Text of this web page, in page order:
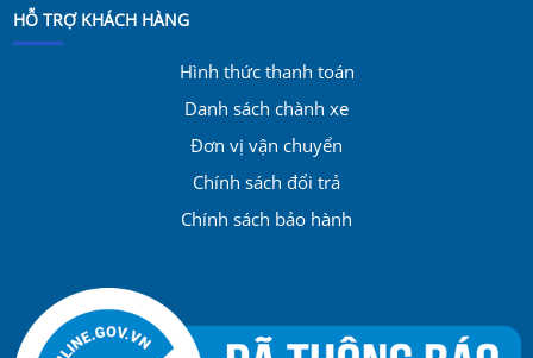
HỖ TRỢ KHÁCH HÀNG
Hình thức thanh toán
Danh sách chành xe
Đơn vị vận chuyển
Chính sách đổi trả
Chính sách bảo hành